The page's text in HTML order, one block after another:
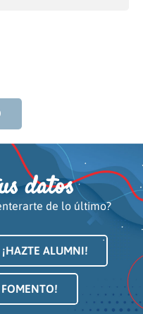
datos
de lo último?
¡HAZTE ALUMNI!